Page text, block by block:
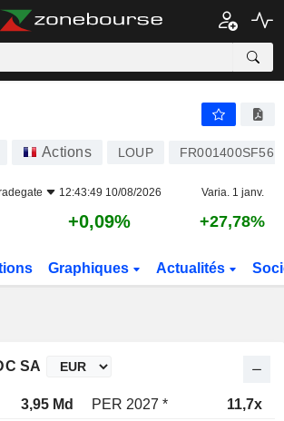
Actions LOUP FR001400SF56
12:43:49 10/08/2026 Varia. 1 janv.
+0,09% +27,78%
Graphiques Actualités
SA
3,95 Md PER 2027 * 11,7x